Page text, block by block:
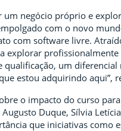
um negócio próprio e
com o novo
com software livre.
explorar profissionalmente
um
estou adquirindo aqui”,
o impacto do curso
Duque, Sílvia
que iniciativas como